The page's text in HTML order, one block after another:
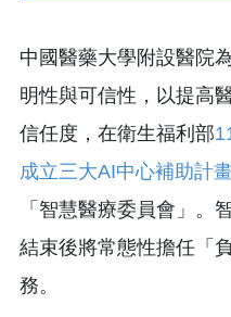
中國醫藥大學附設醫院
明性與可信性，以提高
信任度，在衛生福利部
成立三大AI中心補助計畫
「智慧醫療委員會」。
結束後將常態性擔任「
務。